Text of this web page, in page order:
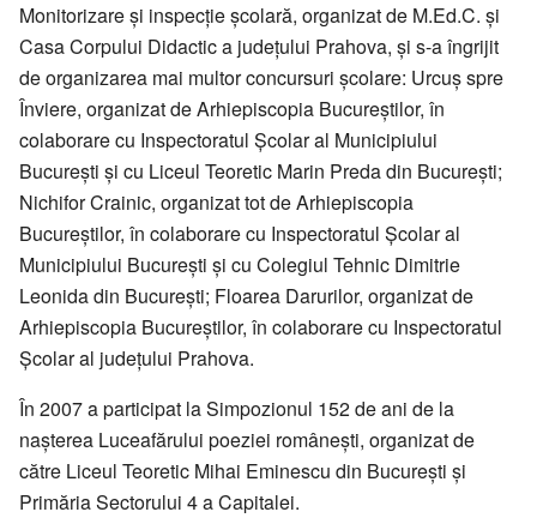
Monitorizare și inspecție școlară, organizat de M.Ed.C. și
Casa Corpului Didactic a județului Prahova, și s-a îngrijit
de organizarea mai multor concursuri școlare: Urcuș spre
Înviere, organizat de Arhiepiscopia Bucureștilor, în
colaborare cu Inspectoratul Școlar al Municipiului
București și cu Liceul Teoretic Marin Preda din București;
Nichifor Crainic, organizat tot de Arhiepiscopia
Bucureștilor, în colaborare cu Inspectoratul Școlar al
Municipiului București și cu Colegiul Tehnic Dimitrie
Leonida din București; Floarea Darurilor, organizat de
Arhiepiscopia Bucureștilor, în colaborare cu Inspectoratul
Școlar al județului Prahova.
În 2007 a participat la Simpozionul 152 de ani de la
nașterea Luceafărului poeziei românești, organizat de
către Liceul Teoretic Mihai Eminescu din București și
Primăria Sectorului 4 a Capitalei.